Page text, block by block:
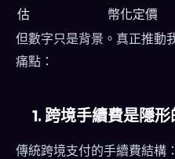
估
幣化定價
但數字只是背景。真正推動
痛點：
1. 跨境手續費是隱
傳統跨境支付的手續費結構：